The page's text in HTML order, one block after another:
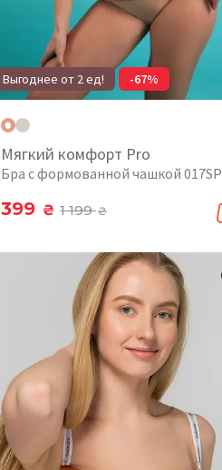
Выгоднее от 2 ед! -67%
Мягкий комфорт Pro
Бра с формованной чашкой 017SP
399 ₴ 1 199₴